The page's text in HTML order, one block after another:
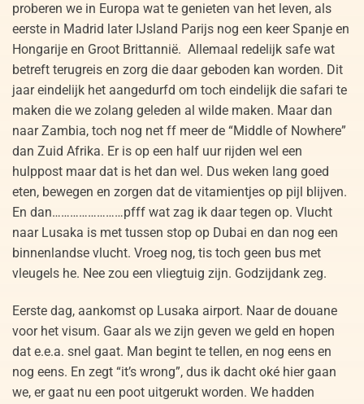
proberen we in Europa wat te genieten van het leven, als
eerste in Madrid later IJsland Parijs nog een keer Spanje en
Hongarije en Groot Brittannië. Allemaal redelijk safe wat
betreft terugreis en zorg die daar geboden kan worden. Dit
jaar eindelijk het aangedurfd om toch eindelijk die safari te
maken die we zolang geleden al wilde maken. Maar dan
naar Zambia, toch nog net ff meer de “Middle of Nowhere”
dan Zuid Afrika. Er is op een half uur rijden wel een
hulppost maar dat is het dan wel. Dus weken lang goed
eten, bewegen en zorgen dat de vitamientjes op pijl blijven.
En dan……………………pfff wat zag ik daar tegen op. Vlucht
naar Lusaka is met tussen stop op Dubai en dan nog een
binnenlandse vlucht. Vroeg nog, tis toch geen bus met
vleugels he. Nee zou een vliegtuig zijn. Godzijdank zeg.
Eerste dag, aankomst op Lusaka airport. Naar de douane
voor het visum. Gaar als we zijn geven we geld en hopen
dat e.e.a. snel gaat. Man begint te tellen, en nog eens en
nog eens. En zegt “it’s wrong”, dus ik dacht oké hier gaan
we, er gaat nu een poot uitgerukt worden. We hadden